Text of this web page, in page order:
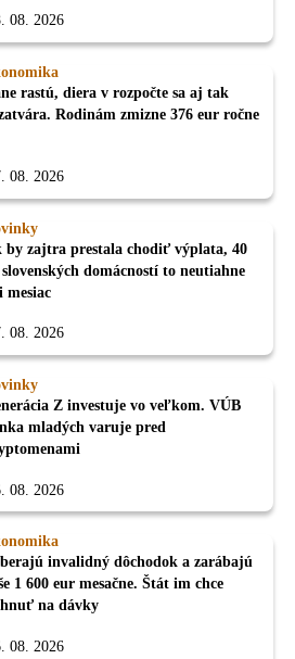
08. 2026
rastú, diera v rozpočte sa aj tak
Rodinám zmizne 376 eur ročne
08. 2026
by zajtra prestala chodiť výplata, 40
domácností to neutiahne
mesiac
08. 2026
Z investuje vo veľkom. VÚB
mladých varuje pred
08. 2026
invalidný dôchodok a zarábajú
1 600 eur mesačne. Štát im chce
na dávky
08. 2026